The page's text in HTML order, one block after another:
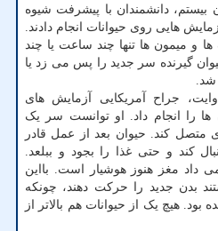
بیستم، دانشمندان با پیشرفت شیوه
هایی روی حیوانات انجام دادند.
و میمون ها تنها چند ساعت یا چند
گیرنده سر جدید را پس می زد یا
شد.
جی. وایت، جراح آمریکایی آزمایش های
را انجام داد. او توانست سر یک
متصل کند. حیوان بعد از عمل قادر
کند و حتی غذا را بجود و ببلعد.
داد مغز هنوز هوشیار است. بااین
بدن جدید را حرکت دهند، چونکه
بود. هیچ یک از حیوانات هم بالاتر از